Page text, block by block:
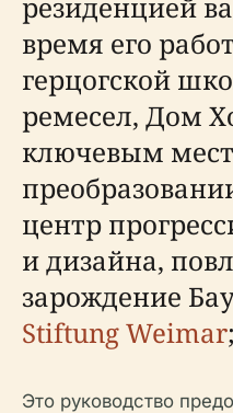
время его
герцогской
ремесел, Дом
ключевым
центр
и дизайна,
зарождение
Stiftung Weimar;
Это руководство